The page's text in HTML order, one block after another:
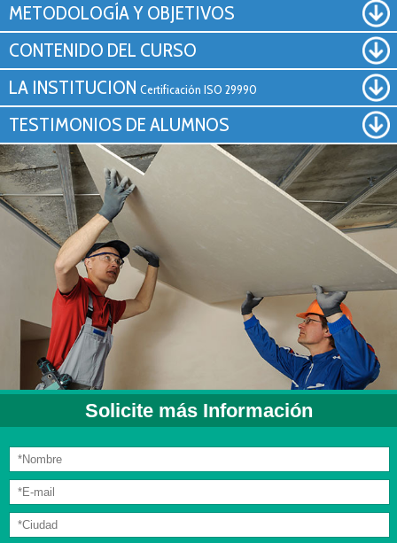
METODOLOGÍA Y OBJETIVOS
CONTENIDO DEL CURSO
LA INSTITUCION Certificación ISO 29990
TESTIMONIOS DE ALUMNOS
Solicite más Información